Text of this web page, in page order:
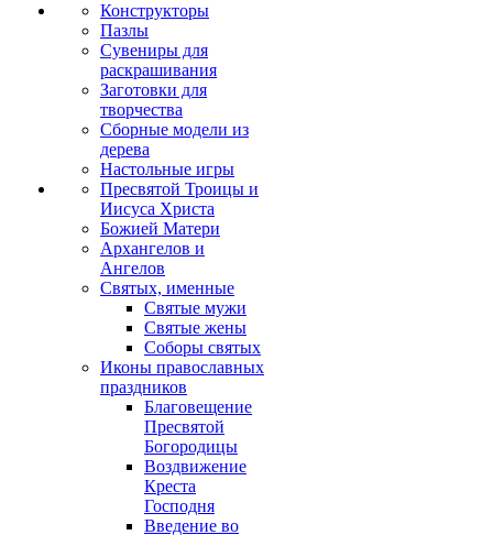
Конструкторы
Пазлы
Сувениры для
раскрашивания
Заготовки для
творчества
Сборные модели из
дерева
Настольные игры
Пресвятой Троицы и
Иисуса Христа
Божией Матери
Архангелов и
Ангелов
Святых, именные
Святые мужи
Святые жены
Соборы святых
Иконы православных
праздников
Благовещение
Пресвятой
Богородицы
Воздвижение
Креста
Господня
Введение во